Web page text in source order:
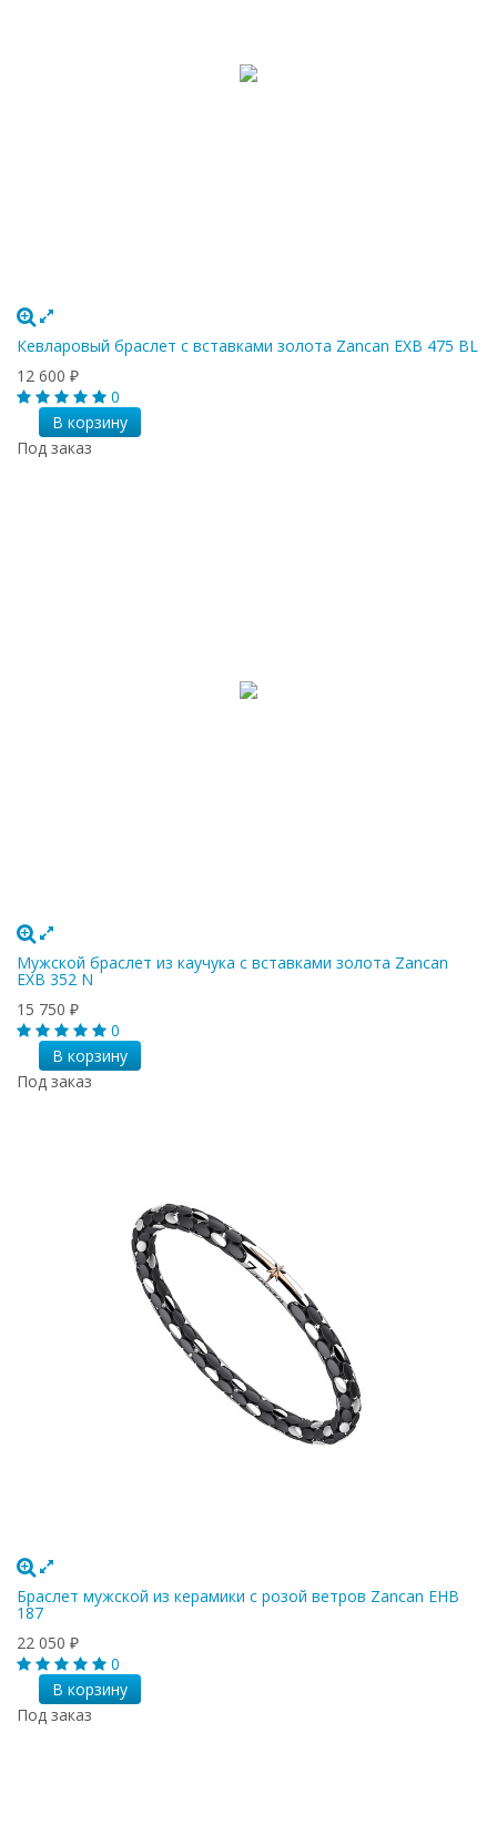
Кевларовый браслет с вставками золота Zancan EXB 475 BL
12 600 ₽
0
В корзину
Под заказ
Мужской браслет из каучука с вставками золота Zancan
EXB 352 N
15 750 ₽
0
В корзину
Под заказ
Браслет мужской из керамики с розой ветров Zancan EHB
187
22 050 ₽
0
В корзину
Под заказ